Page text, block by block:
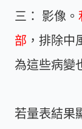
三： 影像。
部 ，排除
為這些病變
若量表結果